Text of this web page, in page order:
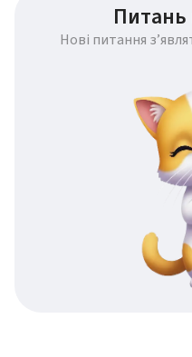
Нові питання